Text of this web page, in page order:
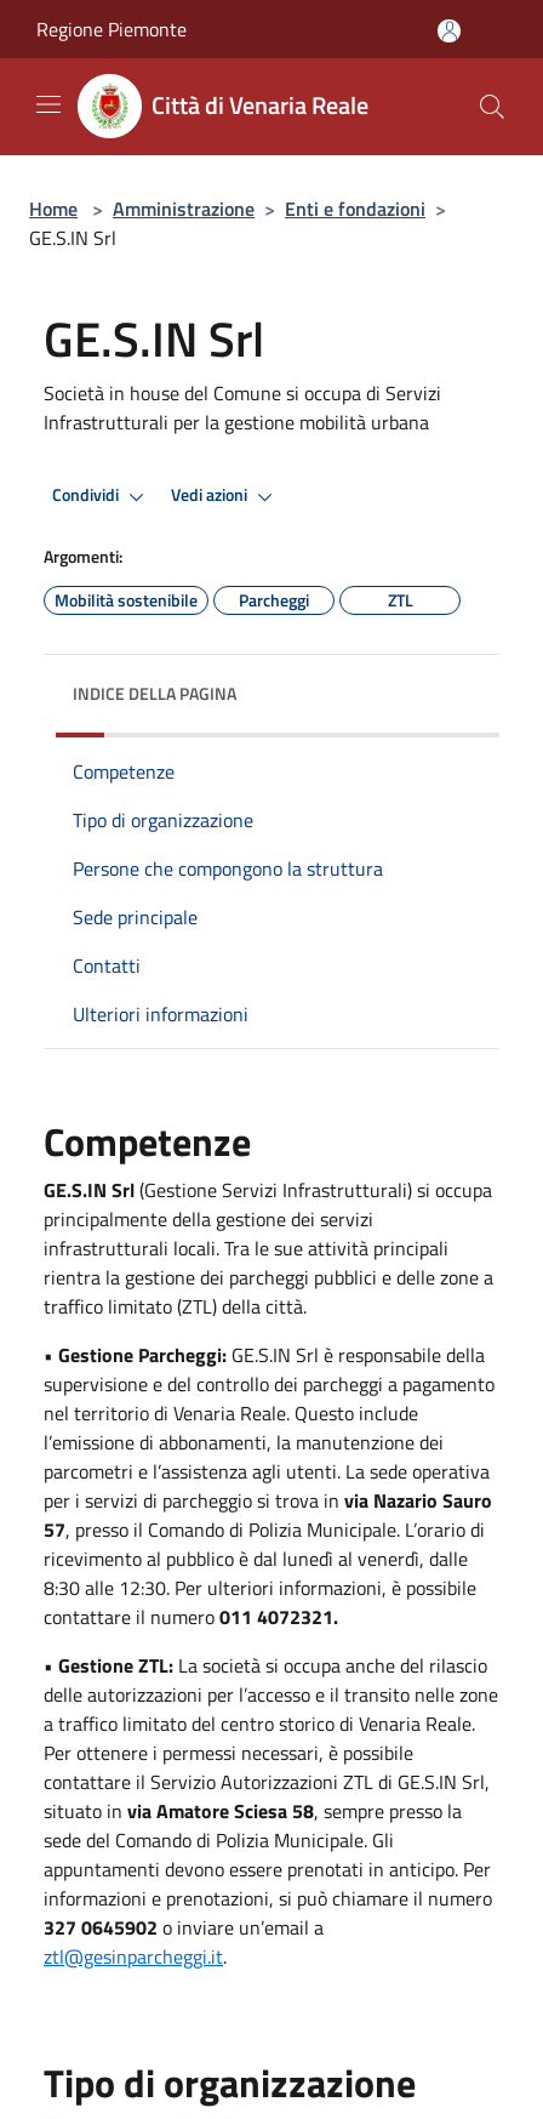
Regione Piemonte
Città di Venaria Reale
Home > Amministrazione > Enti e fondazioni >
GE.S.IN Srl
GE.S.IN Srl
Società in house del Comune si occupa di Servizi
Infrastrutturali per la gestione mobilità urbana
Condividi Vedi azioni
Argomenti:
Mobilità sostenibile
Parcheggi ZTL
INDICE DELLA PAGINA
Competenze
Tipo di organizzazione
Persone che compongono la struttura
Sede principale
Contatti
Ulteriori informazioni
Competenze
GE.S.IN Srl(Gestione Servizi Infrastrutturali) si occupa
principalmente della gestione dei servizi
infrastrutturali locali. Tra le sue attività principali
rientra la gestione dei parcheggi pubblici e delle zone a
traffico limitato (ZTL) della città.
• Gestione Parcheggi: GE.S.IN Srl è responsabile della
supervisione e del controllo dei parcheggi a pagamento
nel territorio di Venaria Reale. Questo include
l’emissione di abbonamenti, la manutenzione dei
parcometri e l’assistenza agli utenti. La sede operativa
per i servizi di parcheggio si trova in via Nazario Sauro
57, presso il Comando di Polizia Municipale. L’orario di
ricevimento al pubblico è dal lunedì al venerdì, dalle
8:30 alle 12:30. Per ulteriori informazioni, è possibile
contattare il numero011 4072321.
• Gestione ZTL: La società si occupa anche del rilascio
delle autorizzazioni per l’accesso e il transito nelle zone
a traffico limitato del centro storico di Venaria Reale.
Per ottenere i permessi necessari, è possibile
contattare il Servizio Autorizzazioni ZTL di GE.S.IN Srl,
situato in via Amatore Sciesa 58, sempre presso la
sede del Comando di Polizia Municipale. Gli
appuntamenti devono essere prenotati in anticipo. Per
informazioni e prenotazioni, si può chiamare il numero
327 0645902 o inviare un’email a
ztl@gesinparcheggi.it.
Tipo di organizzazione